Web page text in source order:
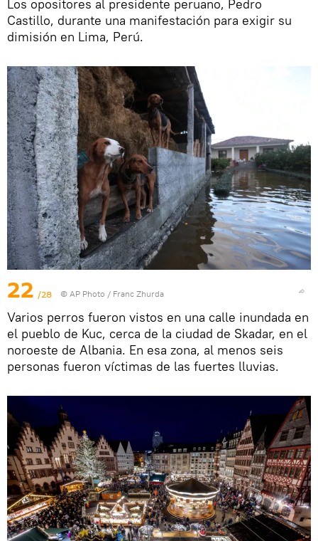
Los opositores al presidente peruano, Pedro
Castillo, durante una manifestación para exigir su
dimisión en Lima, Perú.
22 /28 © AP Photo / Franc Zhurda
Varios perros fueron vistos en una calle inundada en
el pueblo de Kuc, cerca de la ciudad de Skadar, en el
noroeste de Albania. En esa zona, al menos seis
personas fueron víctimas de las fuertes lluvias.